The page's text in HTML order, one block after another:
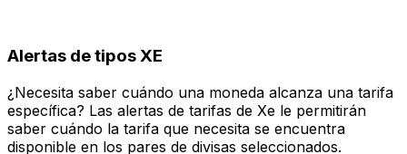
Alertas de tipos XE
¿Necesita saber cuándo una moneda alcanza una tarifa
específica? Las alertas de tarifas de Xe le permitirán
saber cuándo la tarifa que necesita se encuentra
disponible en los pares de divisas seleccionados.